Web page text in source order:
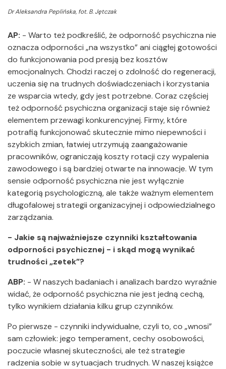
Dr Aleksandra Peplińska, fot. B. Jętczak
AP: - Warto też podkreślić, że odporność psychiczna nie
oznacza odporności „na wszystko” ani ciągłej gotowości
do funkcjonowania pod presją bez kosztów
emocjonalnych. Chodzi raczej o zdolność do regeneracji,
uczenia się na trudnych doświadczeniach i korzystania
ze wsparcia wtedy, gdy jest potrzebne. Coraz częściej
też odporność psychiczna organizacji staje się również
elementem przewagi konkurencyjnej. Firmy, które
potrafią funkcjonować skutecznie mimo niepewności i
szybkich zmian, łatwiej utrzymują zaangażowanie
pracowników, ograniczają koszty rotacji czy wypalenia
zawodowego i są bardziej otwarte na innowacje. W tym
sensie odporność psychiczna nie jest wyłącznie
kategorią psychologiczną, ale także ważnym elementem
długofalowej strategii organizacyjnej i odpowiedzialnego
zarządzania.
- Jakie są najważniejsze czynniki kształtowania
odporności psychicznej - i skąd mogą wynikać
trudności „zetek”?
ABP: - W naszych badaniach i analizach bardzo wyraźnie
widać, że odporność psychiczna nie jest jedną cechą,
tylko wynikiem działania kilku grup czynników.
Po pierwsze - czynniki indywidualne, czyli to, co „wnosi”
sam człowiek: jego temperament, cechy osobowości,
poczucie własnej skuteczności, ale też strategie
radzenia sobie w sytuacjach trudnych. W naszej książce